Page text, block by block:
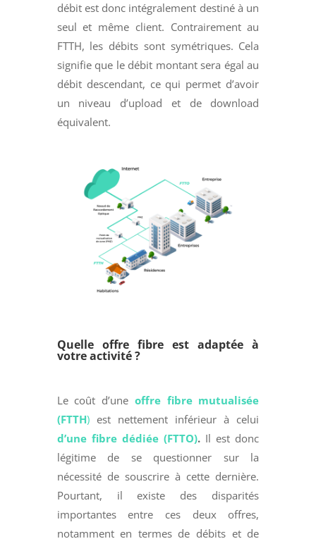
débit est donc intégralement destiné à un
seul et même client. Contrairement au
FTTH, les débits sont symétriques. Cela
signifie que le débit montant sera égal au
débit descendant, ce qui permet d’avoir
un niveau d’upload et de download
équivalent.
Quelle offre fibre est adaptée à
votre activité ?
Le coût d’une offre fibre mutualisée
(FTTH)est nettement inférieur à celui
d’une fibre dédiée (FTTO). Il est donc
légitime de se questionner sur la
nécessité de souscrire à cette dernière.
Pourtant, il existe des disparités
importantes entre ces deux offres,
notamment en termes de débits et de